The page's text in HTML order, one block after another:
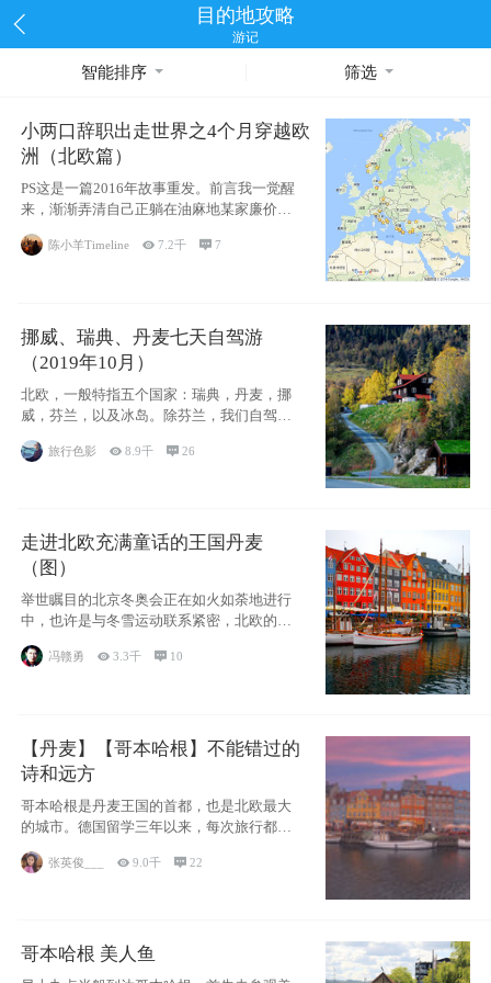
目的地攻略
游记
智能排序 筛选
小两口辞职出走世界之4个月穿越欧
洲（北欧篇）
PS这是一篇2016年故事重发。前言我一觉醒
来，渐渐弄清自己正躺在油麻地某家廉价宾
馆
陈小羊Timeline 7.2千 7
挪威、瑞典、丹麦七天自驾游
（2019年10月）
北欧，一般特指五个国家：瑞典，丹麦，挪
威，芬兰，以及冰岛。除芬兰，我们自驾游
旅行色影 8.9千 26
走进北欧充满童话的王国丹麦
（图）
举世瞩目的北京冬奥会正在如火如荼地进行
中，也许是与冬雪运动联系紧密，北欧的一
些国家因
冯赣勇 3.3千  10
【丹麦】【哥本哈根】不能错过的
诗和远方
哥本哈根是丹麦王国的首都，也是北欧最大
的城市。德国留学三年以来，每次旅行都是
张英俊___ 9.0千 22
哥本哈根 美人鱼